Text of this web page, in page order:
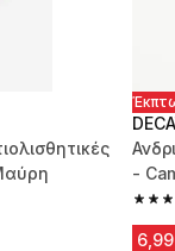
reviews
-
4.6